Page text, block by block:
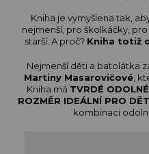
Kniha je vymyšlena tak,
nejmenší, pro školkáčky,
starší. A proč? Kniha totiž
Nejmenší děti a batolátka
Martiny Masarovičové,
Kniha má TVRDÉ
ROZMĚR IDEÁLNÍ PRO
kombinaci